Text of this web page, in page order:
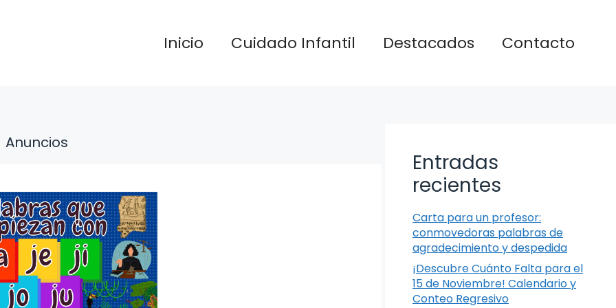
Inicio Cuidado Infantil Destacados Contacto
Anuncios
Entradas
recientes
Carta para un profesor:
conmovedoras palabras de
agradecimiento y despedida
¡Descubre Cuánto Falta para el
15 de Noviembre! Calendario y
Conteo Regresivo